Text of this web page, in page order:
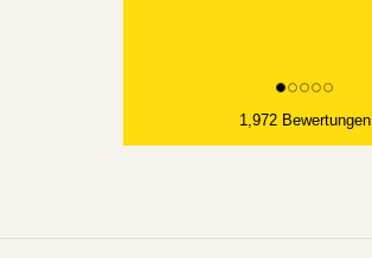
1,972 Bewertungen